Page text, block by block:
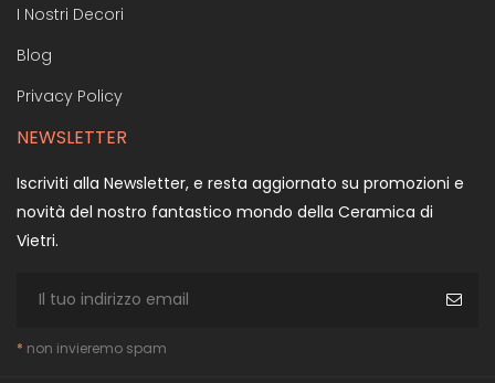
I Nostri Decori
Blog
Privacy Policy
NEWSLETTER
Iscriviti alla Newsletter, e resta aggiornato su promozioni e
novità del nostro fantastico mondo della Ceramica di
Vietri.
* non invieremo spam